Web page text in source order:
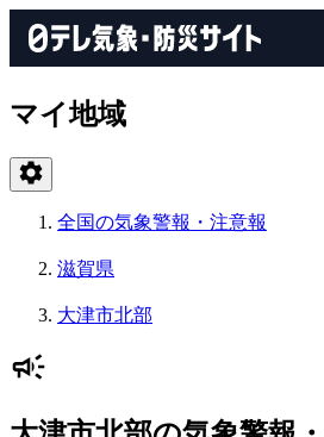
マイ地域
全国の気象警報・注意報
滋賀県
大津市北部